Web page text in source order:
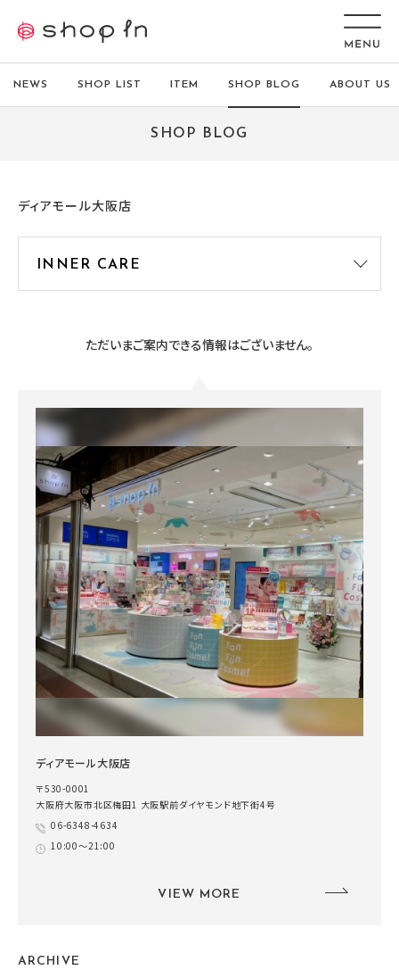
NEWS SHOP LIST ITEM SHOP BLOG ABOUT US
SHOP BLOG
ディアモール大阪店
ただいまご案内できる情報はございません。
ディアモール大阪店
〒530-0001
大阪府大阪市北区梅田1 大阪駅前ダイヤモンド地下街4号
06-6348-4634
10:00～21:00
VIEW MORE
ARCHIVE